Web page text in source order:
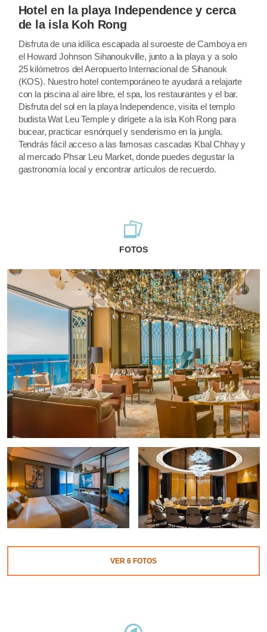
Hotel en la playa Independence y cerca
de la isla Koh Rong
Disfruta de una idílica escapada al suroeste de Camboya en
el Howard Johnson Sihanoukville, junto a la playa y a solo
25 kilómetros del Aeropuerto Internacional de Sihanouk
(KOS). Nuestro hotel contemporáneo te ayudará a relajarte
con la piscina al aire libre, el spa, los restaurantes y el bar.
Disfruta del sol en la playa Independence, visita el templo
budista Wat Leu Temple y dirígete a la isla Koh Rong para
bucear, practicar esnórquel y senderismo en la jungla.
Tendrás fácil acceso a las famosas cascadas Kbal Chhay y
al mercado Phsar Leu Market, donde puedes degustar la
gastronomía local y encontrar artículos de recuerdo.
FOTOS
VER 6 FOTOS